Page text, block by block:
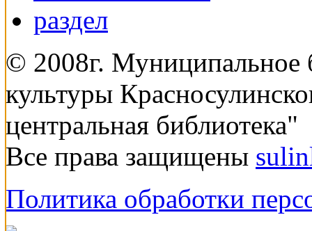
© 2008г. Муниципальное
культуры
центральная библиотека"
Все права защищены
Политика обработки